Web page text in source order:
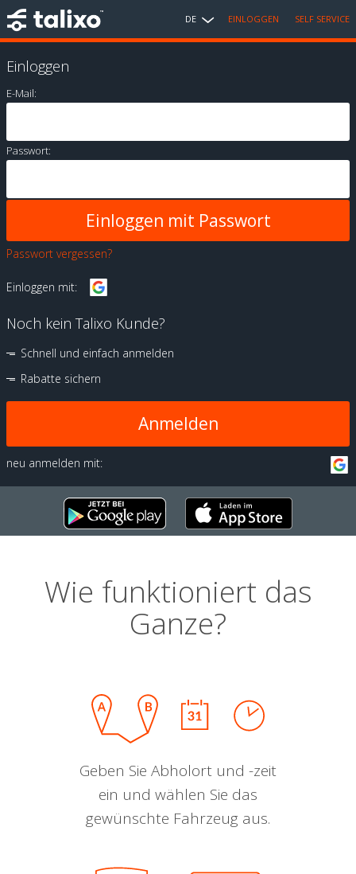
DE EINLOGGEN SELF SERVICE
Einloggen
E-Mail:
Passwort:
Passwort vergessen?
Einloggen mit:
Noch kein Talixo Kunde?
Schnell und einfach anmelden
Rabatte sichern
Anmelden
neu anmelden mit:
Wie funktioniert das
Ganze?
Geben Sie Abholort und -zeit
ein und wählen Sie das
gewünschte Fahrzeug aus.